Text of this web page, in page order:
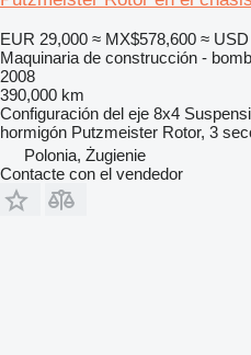
EUR 29,000 ≈ MX$578,600 ≈
Maquinaria de construcción -
2008
390,000 km
Configuración del eje 8x4
hormigón Putzmeister Rotor, 3
Polonia, Żugienie
Contacte con el vendedor